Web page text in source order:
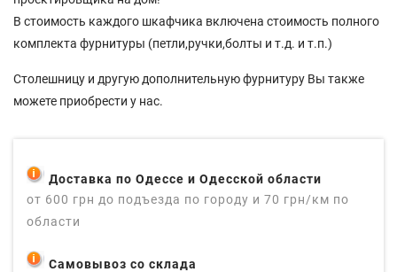
Доставка по Одессе и Одесской области
от 600 грн до подъезда по городу и 70 грн/км по
области
Самовывоз со склада
В стоимость каждого шкафчика включена стоимость полного
комплекта фурнитуры (петли,ручки,болты и т.д. и т.п.)
Столешницу и другую дополнительную фурнитуру Вы также
можете приобрести у нас.